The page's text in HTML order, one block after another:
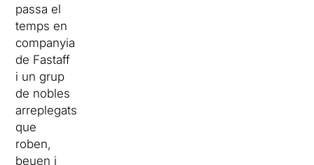
passa el
temps en
companyia
de Fastaff
i un grup
de nobles
arreplegats
que
roben,
beuen i